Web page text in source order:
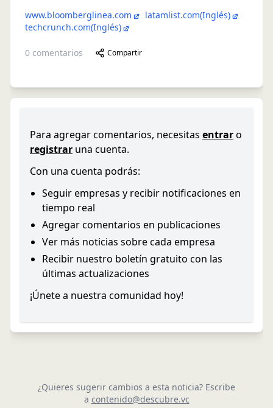
www.bloomberglinea.com
latamlist.com(Inglés)
techcrunch.com(Inglés)
0 comentarios Compartir
Para agregar comentarios, necesitas entraro
registrar una cuenta.
Con una cuenta podrás:
Seguir empresas y recibir notificaciones en
tiempo real
Agregar comentarios en publicaciones
Ver más noticias sobre cada empresa
Recibir nuestro boletín gratuito con las
últimas actualizaciones
¡Únete a nuestra comunidad hoy!
¿Quieres sugerir cambios a esta noticia? Escribe
a contenido@descubre.vc